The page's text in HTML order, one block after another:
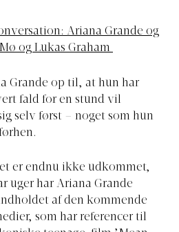
Ariana Grande og
og Lukas Graham
Grande op til, at hun har
fald for en stund vil
selv først – noget som hun
er endnu ikke udkommet,
uger har Ariana Grande
af den kommende
som har referencer til